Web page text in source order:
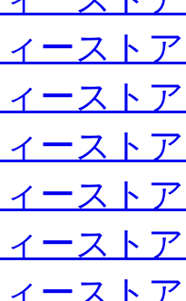
ースト
ースト
ースト
ースト
ースト
ースト